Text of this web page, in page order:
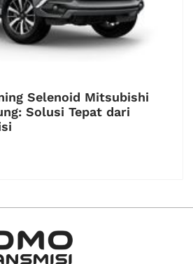
Selenoid Mitsubishi
Solusi Tepat dari